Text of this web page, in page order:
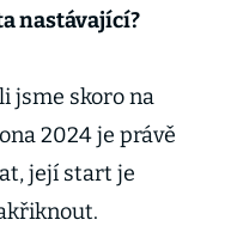
nastávající?
jsme skoro na
2024 je právě
její start je